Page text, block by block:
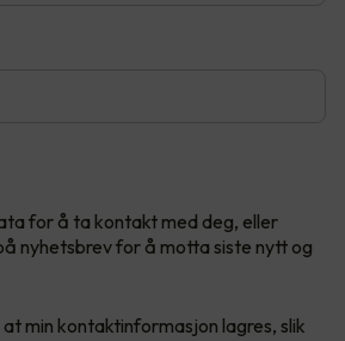
for å ta kontakt med deg, eller
nyhetsbrev for å motta siste nytt og
min kontaktinformasjon lagres, slik